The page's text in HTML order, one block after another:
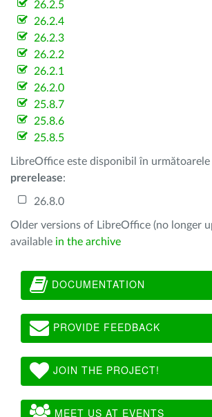
26.2.5
26.2.4
26.2.3
26.2.2
26.2.1
26.2.0
25.8.7
25.8.6
25.8.5
LibreOffice este disponibil în
prerelease:
26.8.0
Older versions of LibreOffice (no longer
available in the archive
DOCUMENTATION
PROVIDE FEEDBACK
JOIN THE PROJECT!
MEET US AT EVENTS